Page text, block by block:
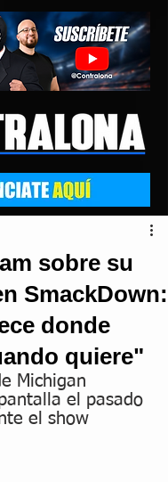
sobre su
SmackDown:
donde
quiere"
Michigan
el pasado
el show